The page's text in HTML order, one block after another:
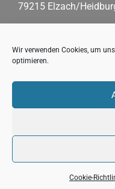
Wir verwenden Cookies, um
optimieren.
Cookie-
79215 Elzach/
Mobil: +49 178/61 54
Fax:07 68 2/90 91 87
E-Mail:
Copyright 2026